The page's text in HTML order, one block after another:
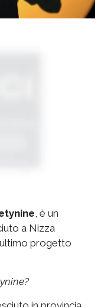
, è un
a Nizza
progetto